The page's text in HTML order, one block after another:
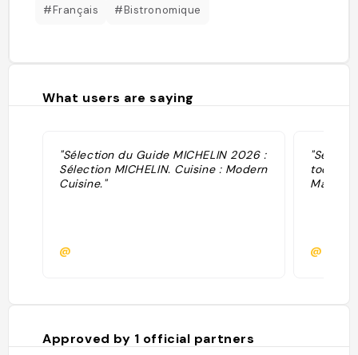
#Français #Bistronomique
What users are saying
"Sélection du Guide MICHELIN 2026 :
Sélection MICHELIN. Cuisine : Modern
Cuisine."
@
toque ·
@
Approved by 1 official partners